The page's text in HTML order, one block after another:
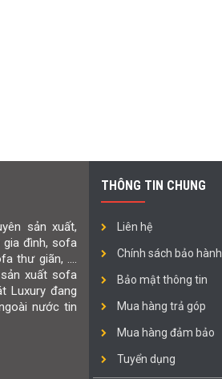
sản xuất,
đình, sofa
thư giãn, ….
xuất sofa
Luxury đang
nước tin
THÔNG TIN CHUNG
Liên hệ
Chính sách bảo hành
Bảo mật thông tin
Mua hàng trả góp
Mua hàng đảm bảo
Tuyển dụng